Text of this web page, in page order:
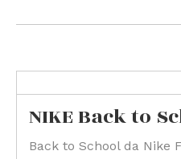
NIKE Back to
Back to School da Nike